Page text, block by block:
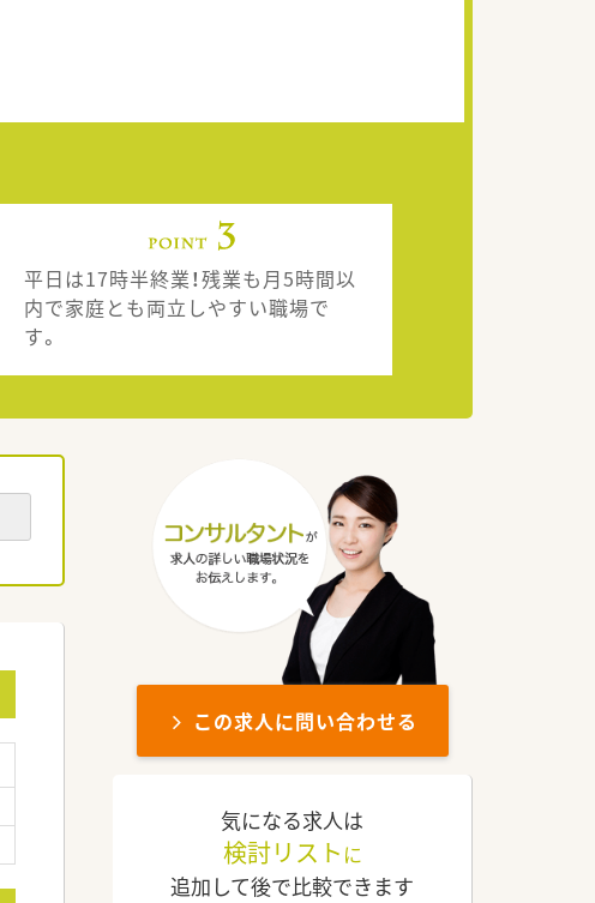
平日は17時半終業！残業も月5時間以
内で家庭とも両立しやすい職場で
す。
この求人に問い合わせる
気になる求人は
検討リスト に
追加して後で比較できます